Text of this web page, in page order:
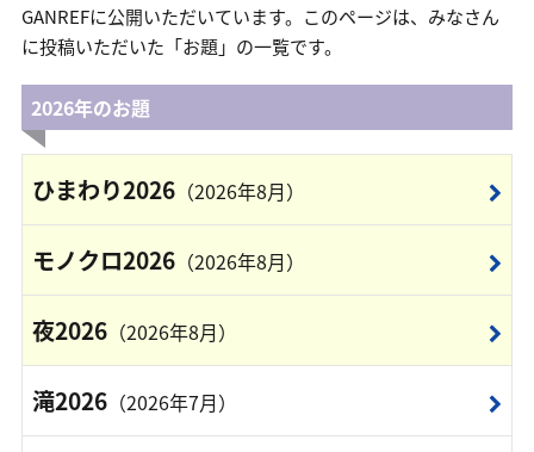
GANREFに公開いただいています。このページは、みなさん
に投稿いただいた「お題」の一覧です。
2026年のお題
ひまわり2026（2026年8月）
モノクロ2026（2026年8月）
夜2026（2026年8月）
滝2026（2026年7月）